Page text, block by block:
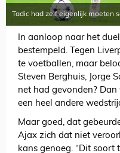
Tadic had zelf eigenlijk moeten
In aanloop naar het
bestempeld. Tegen
te voetballen, maar
Steven Berghuis, Jorge
net had gevonden?
een heel andere
Maar goed, dat
Ajax zich dat niet
kans genoeg. “Dit soort